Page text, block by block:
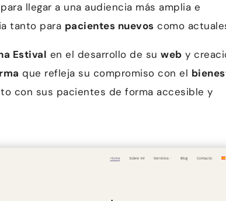
para llegar a una audiencia más amplia e
tanto para pacientes nuevos como
Estival en el desarrollo de su web y
que refleja su compromiso con el
con sus pacientes de forma accesible y